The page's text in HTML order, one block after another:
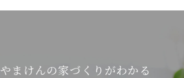
やまけんの家づくりがわかる